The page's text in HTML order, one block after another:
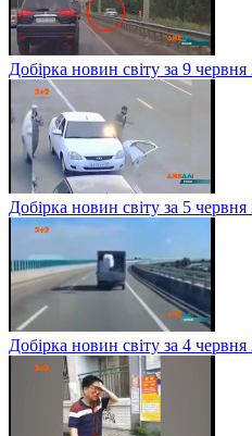
Добірка новин світу за 9
Добірка новин світу за 5
Добірка новин світу за 4